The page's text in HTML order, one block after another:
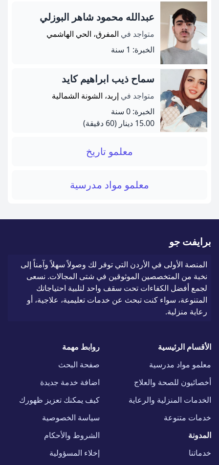
عبدالله محمود شاهر البوزلي
متواجد في المفرق، الحي الهاشمي
الخبرة: 1 سنة
سماح ذيب ابراهيم كايد
متواجد في إربد، الشونة الشمالية
الخبرة: 0 سنة
15.00 دينار
(60 دقيقة)
معلمو تاريخ
معلمو مواد مدرسية
برايفت جو
المنصة الأولى في الأردن التي توفر لك وصولاً سهلاً وآمناً إلى
نخبة من المتخصصين الموثوقين في شتى المجالات. نسعى
لجمع أفضل الكفاءات تحت سقف واحد لتلبية احتياجاتك
المتنوعة، سواء كنت تبحث عن خدمات تعليمية، علاجية، أو
رعاية منزلية.
الأقسام الرئيسية
معلمو مواد مدرسية
أخصائيون للصحة والعلاج
الخدمات المنزلية والرعاية
خدمات متنوعة
المدونة
خدماتنا
روابط مهمة
صفحة البحث
اضافة خدمة جديدة
كيف يمكنك تعزيز ظهورك
سياسة الخصوصية
الشروط والأحكام
إخلاء المسؤولية